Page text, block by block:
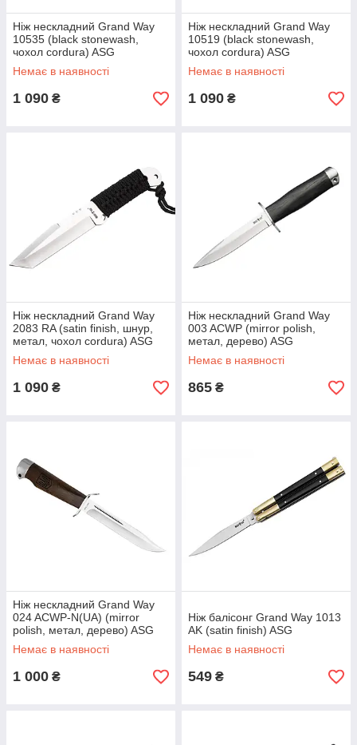
Ніж нескладний Grand Way
10535 (black stonewash,
чохол cordura) ASG
Немає в наявності
1 090 ₴
Ніж нескладний Grand Way
10519 (black stonewash,
чохол cordura) ASG
Немає в наявності
1 090 ₴
Ніж нескладний Grand Way
2083 RA (satin finish, шнур,
метал, чохол cordura) ASG
Немає в наявності
1 090 ₴
Ніж нескладний Grand Way
003 ACWP (mirror polish,
метал, дерево) ASG
Немає в наявності
865 ₴
Ніж нескладний Grand Way
024 ACWP-N(UA) (mirror
polish, метал, дерево) ASG
Немає в наявності
1 000 ₴
Ніж балісонг Grand Way 1013
AK (satin finish) ASG
Немає в наявності
549 ₴